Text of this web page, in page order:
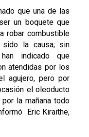
que una de las
un boquete que
robar combustible
la causa; sin
indicado que
atendidas por los
agujero, pero por
el oleoducto
la mañana todo
Eric Kiraithe,